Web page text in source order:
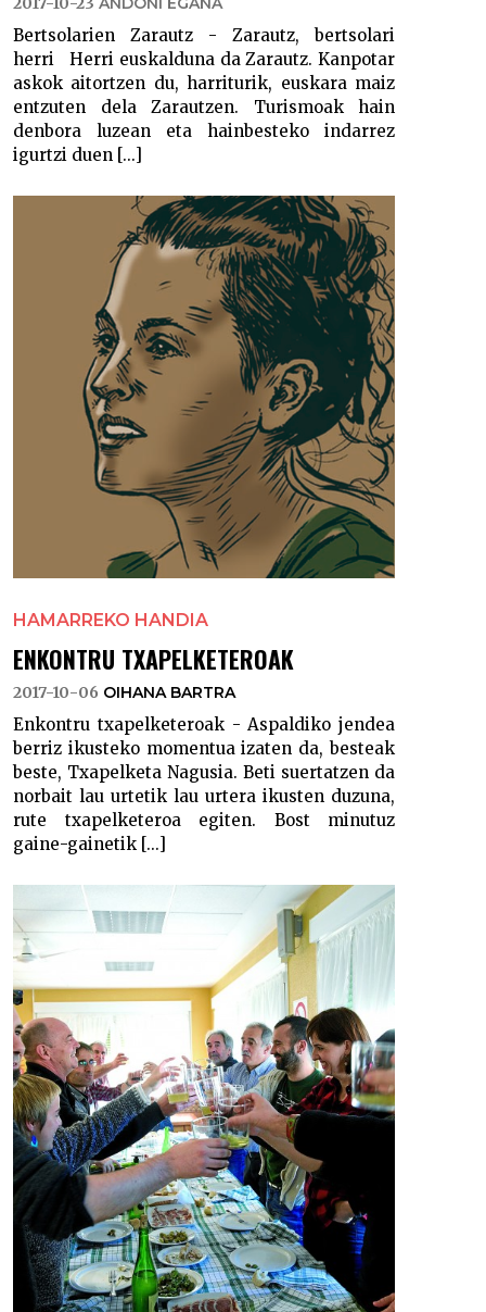
Bertsolarien Zarautz - Zarautz, bertsolari
herri Herri euskalduna da Zarautz. Kanpotar
askok aitortzen du, harriturik, euskara maiz
entzuten dela Zarautzen. Turismoak hain
denbora luzean eta hainbesteko indarrez
igurtzi duen [...]
HAMARREKO HANDIA
ENKONTRU TXAPELKETEROAK
2017-10-06 OIHANA BARTRA
Enkontru txapelketeroak - Aspaldiko jendea
berriz ikusteko momentua izaten da, besteak
beste, Txapelketa Nagusia. Beti suertatzen da
norbait lau urtetik lau urtera ikusten duzuna,
rute txapelketeroa egiten. Bost minutuz
gaine-gainetik [...]